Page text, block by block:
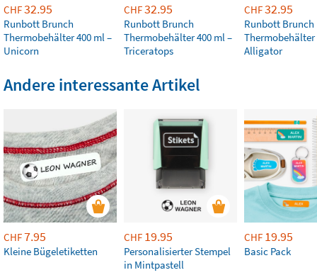
CHF32.95
Runbott Brunch
Thermobehälter 400 ml –
Unicorn
CHF32.95
Runbott Brunch
Thermobehälter 400 ml –
Triceratops
CHF32.95
Runbott Brunch
Thermobehälter
Alligator
Andere interessante Artikel
CHF7.95
Kleine Bügeletiketten
CHF 19.95
Personalisierter Stempel
in Mintpastell
CHF 19.95
Basic Pack